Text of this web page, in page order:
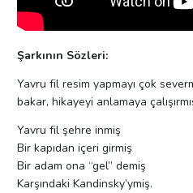
Şarkının Sözleri:
Yavru fil resim yapmayı çok
bakar, hikayeyi anlamaya
Yavru fil şehre inmiş
Bir kapıdan içeri girmiş
Bir adam ona “gel” demiş
Karşındaki Kandinsky’ymiş.